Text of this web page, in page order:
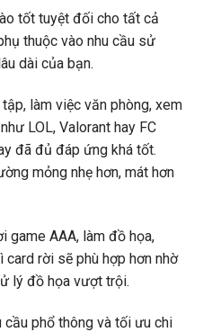
tốt tuyệt đối cho tất cả
thuộc vào nhu cầu sử
dài của bạn.
làm việc văn phòng, xem
LOL, Valorant hay FC
đã đủ đáp ứng khá tốt.
mỏng nhẹ hơn, mát hơn
game AAA, làm đồ họa,
rời sẽ phù hợp hơn nhờ
lý đồ họa vượt trội.
cầu phổ thông và tối ưu chi